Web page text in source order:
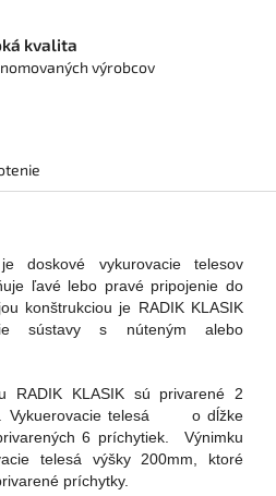
kvalita
výrobcov
doskové vykurovacie telesov
ľavé lebo pravé pripojenie do
konštrukciou je RADIK KLASIK
sústavy s núteným alebo
RADIK KLASIK sú privarené 2
Vykuerovacie telesá o dĺžke
6 príchytiek. Výnimku
telesá výšky 200mm, ktoré
príchytky.